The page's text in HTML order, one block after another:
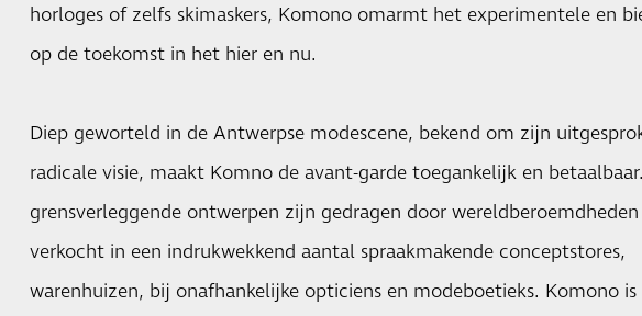
horloges of zelfs skimaskers, Komono omarmt het experimentele en
op de toekomst in het hier en nu.
Diep geworteld in de Antwerpse modescene, bekend om zijn
radicale visie, maakt Komno de avant-garde toegankelijk en
grensverleggende ontwerpen zijn gedragen door
verkocht in een indrukwekkend aantal spraakmakende conceptstores,
warenhuizen, bij onafhankelijke opticiens en modeboetieks. Komono is